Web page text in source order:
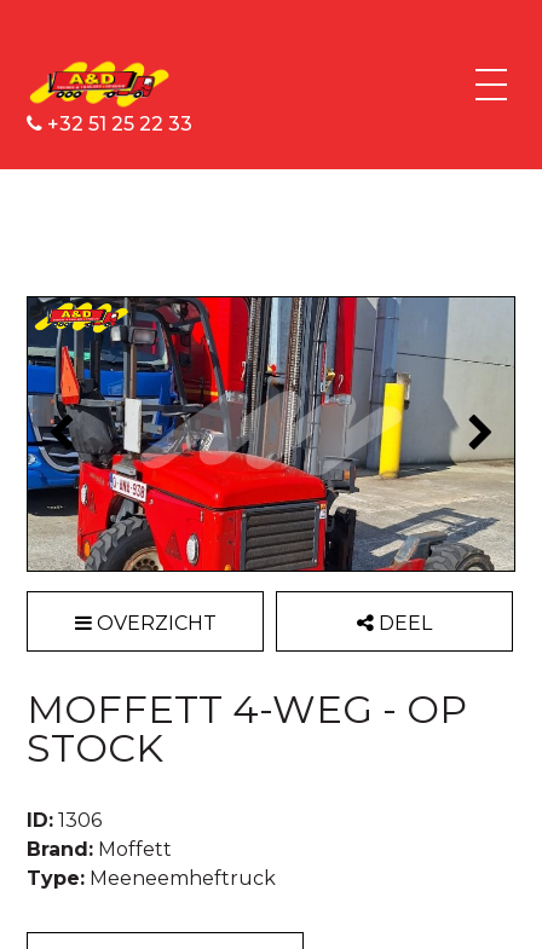
+32 51 25 22 33
OVERZICHT DEEL
MOFFETT 4-WEG - OP
STOCK
ID: 1306
Brand: Moffett
Type: Meeneemheftruck